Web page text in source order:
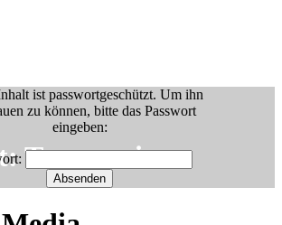
Trancereisen
ist passwortgeschützt. Um ihn
zu können, bitte das Passwort
eingeben: